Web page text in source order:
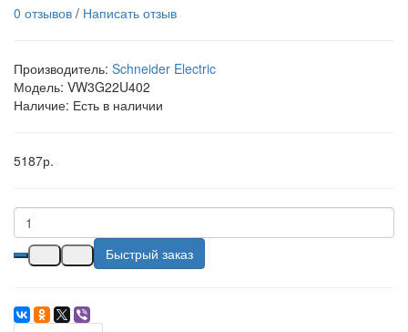
0 отзывов / Написать отзыв
Производитель: Schneider Electric
Модель: VW3G22U402
Наличие: Есть в наличии
5187р.
Быстрый заказ